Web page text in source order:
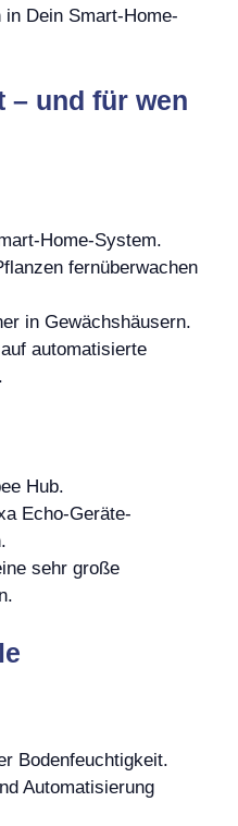
Dein Smart-Home-
– und für wen
Home-System.
fernüberwachen
in Gewächshäusern.
automatisierte
Hub.
Echo-Geräte-
sehr große
Bodenfeuchtigkeit.
Automatisierung